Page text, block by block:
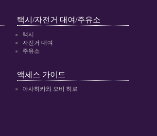
택시/자전거 대여/주유소
택시
자전거 대여
주유소
액세스 가이드
아사히카와 오비 히로